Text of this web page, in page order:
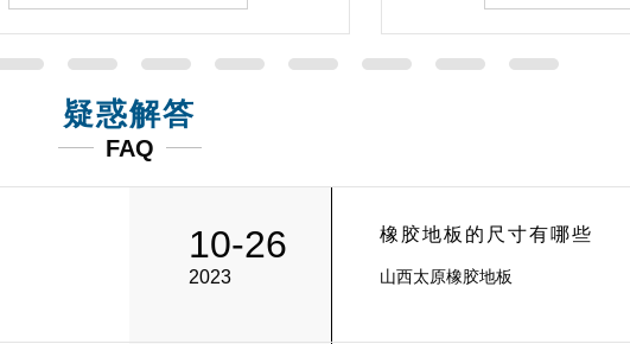
疑惑解答
FAQ
10-26
2023
橡胶地板的尺寸有哪些
山西太原橡胶地板